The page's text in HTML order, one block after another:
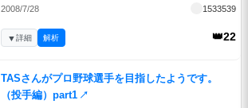
2008/7/28 1533539
👑22
▼詳細 解析
TASさんがプロ野球選手を目指したようです。
（投手編）part1 ↗